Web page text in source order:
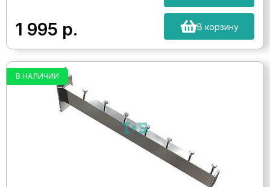
1 995 р. В корзину
В НАЛИЧИИ